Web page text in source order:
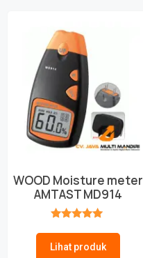
WOOD Moisture meter
AMTAST MD914
Lihat produk